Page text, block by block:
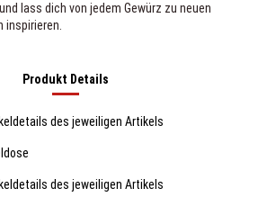
lass dich von jedem Gewürz zu neuen
inspirieren.
Produkt Details
des jeweiligen Artikels
des jeweiligen Artikels